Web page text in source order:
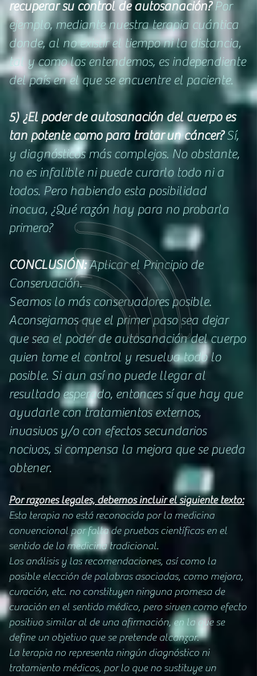
recuperar su control de autosanación? Por
ejemplo, mediante nuestra terapia cuántica
donde, al no existir el tiempo ni la distancia,
tal y como los entendemos, es independiente
del país en el que se encuentre el paciente.
5) ¿El poder de autosanación del cuerpo es
tan potente como para tratarun cáncer? Sí,
y diagnósticos más complejos. No obstante,
no es infalible ni puede curarlo todo ni a
todos. Pero habiendo esta posibilidad
inocua, ¿Qué razón hay para no probarla
primero?
CONCLUSIÓN: Aplicar el Principio de
Conservación.
Seamos lo más conservadores posible.
Aconsejamos que el primer paso sea dejar
que sea el poder de autosanación del cuerpo
quien tome el control y resuelva todo lo
posible. Si aun así no puede llegar al
resultado esperado, entonces sí que hay que
ayudarle con tratamientos externos,
invasivos y/o con efectos secundarios
nocivos, si compensa la mejora que se pueda
obtener.
Por razones legales, debemos incluir el siguiente texto:
Esta terapia no está reconocida por la medicina
convencional por falta de pruebas científicas en el
sentido de la medicina tradicional.
Los análisis y las recomendaciones, así como la
posible elección de palabras asociadas, como mejora,
curación, etc. no constituyen ninguna promesa de
curación en el sentido médico, pero sirven como efecto
positivo similar al de una afirmación, en la que se
define un objetivo que se pretende alcanzar.
La terapia no representa ningún diagnóstico ni
tratamiento médicos, por lo que no sustituye un